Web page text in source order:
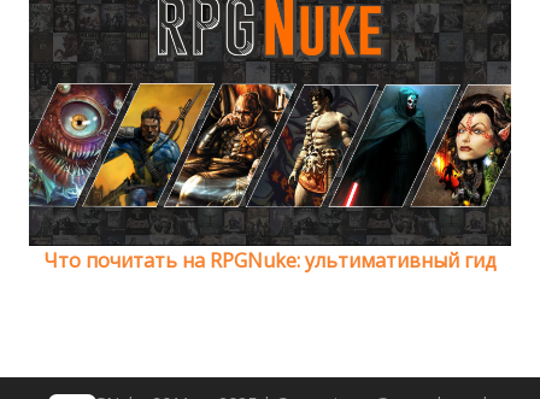
Что почитать на RPGNuke: ультимативный гид